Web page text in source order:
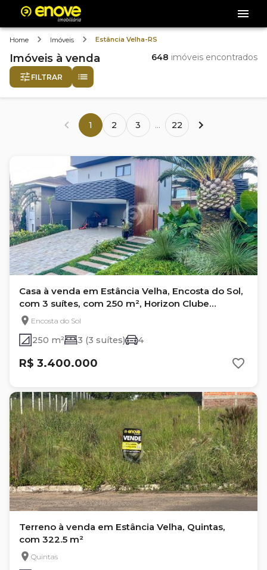
Home Imóveis Estância Velha-RS
Imóveis à venda 648 imóveis encontrados
FILTRAR
1 2 3 ... 22
Casa à venda em Estância Velha, Encosta do Sol,
com 3 suítes, com 250 m², Horizon Clube
Residencial
Encosta do Sol
250 m² 3 (3 suítes) 4
R$ 3.400.000
Terreno à venda em Estância Velha, Quintas,
com 322.5 m²
Quintas